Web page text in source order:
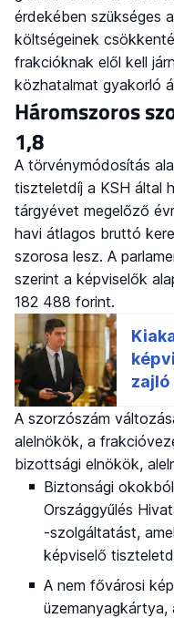
érdekében szükséges
költségeinek
frakcióknak elől kell
közhatalmat gyakorló
Háromszoros
1,8
A törvénymódosítás
tiszteletdíj a KSH által
tárgyévet megelőző
havi átlagos bruttó
szorosa lesz. A
szerint a képviselők
182 488 forint.
A szorzószám
alelnökök, a
bizottsági elnökök,
Biztonsági
Országgyűlés
-szolgáltatást,
képviselő
A nem fővárosi
üzemanyagkártya,